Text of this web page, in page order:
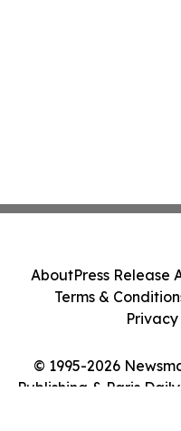
© 1995-2026
Publishing & Paris
AboutPress Release
Terms &